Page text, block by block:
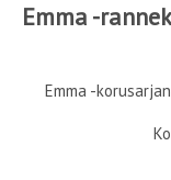
Emma -
Emma -